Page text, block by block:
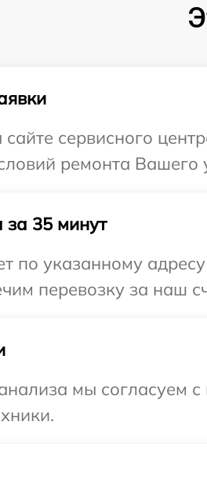
сайте сервисного
ремонта Вашего
35 минут
по указанному
перевозку за наш
мы согласуем